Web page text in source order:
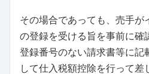
その場合であっても、売手が
の登録を受ける旨を事前に確
登録番号のない請求書等に記
して仕入税額控除を行って差